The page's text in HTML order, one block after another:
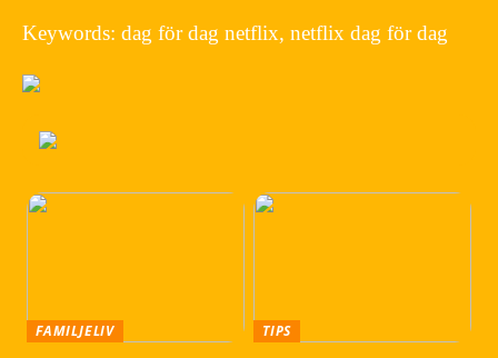
Keywords: dag för dag netflix, netflix dag för dag
FAMILJELIV TIPS